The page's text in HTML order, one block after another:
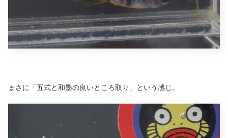
まさに「五式と和墨の良いところ取り」という感じ。